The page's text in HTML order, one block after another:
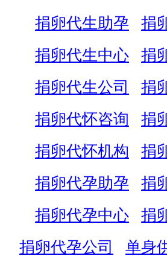
捐卵代生助孕
捐
捐卵代生中心
捐
捐卵代生公司
捐
捐卵代怀咨询
捐
捐卵代怀机构
捐
捐卵代孕助孕
捐
捐卵代孕中心
捐
捐卵代孕公司
单身